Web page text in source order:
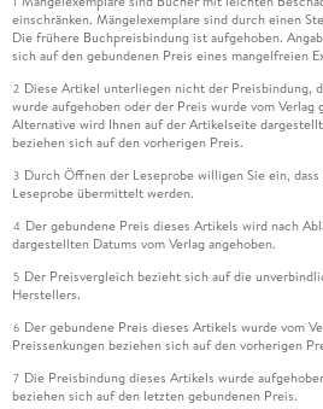
einschränken. Mängelexemplare sind durch einen
Die frühere Buchpreisbindung ist aufgehoben.
sich auf den gebundenen Preis eines mangelfreien
2 Diese Artikel unterliegen nicht der Preisbindung,
wurde aufgehoben oder der Preis wurde vom
Alternative wird Ihnen auf der Artikelseite
beziehen sich auf den vorherigen Preis.
3 Durch Öffnen der Leseprobe willigen Sie ein,
Leseprobe übermittelt werden.
4 Der gebundene Preis dieses Artikels wird nach
dargestellten Datums vom Verlag angehoben.
5 Der Preisvergleich bezieht sich auf die
Herstellers.
6 Der gebundene Preis dieses Artikels wurde vom
Preissenkungen beziehen sich auf den vorherigen
7 Die Preisbindung dieses Artikels wurde
beziehen sich auf den letzten gebundenen Preis.